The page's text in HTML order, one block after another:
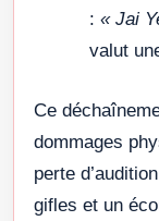
: « Jai
valut
Ce
dommages
perte
gifles et un